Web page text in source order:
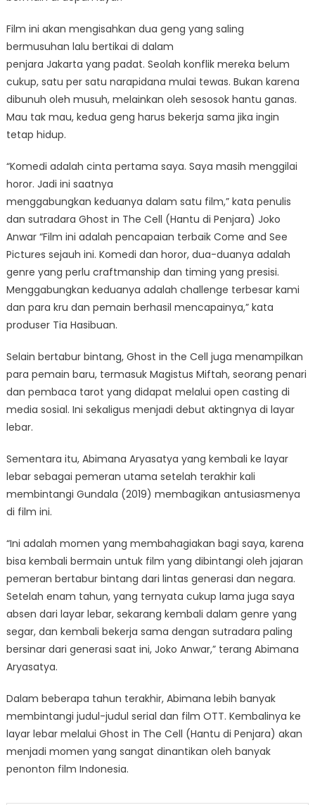
Film ini akan mengisahkan dua geng yang saling
bermusuhan lalu bertikai di dalam
penjara Jakarta yang padat. Seolah konflik mereka belum
cukup, satu per satu narapidana mulai tewas. Bukan karena
dibunuh oleh musuh, melainkan oleh sesosok hantu ganas.
Mau tak mau, kedua geng harus bekerja sama jika ingin
tetap hidup.
“Komedi adalah cinta pertama saya. Saya masih menggilai
horor. Jadi ini saatnya
menggabungkan keduanya dalam satu film,” kata penulis
dan sutradara Ghost in The Cell (Hantu di Penjara) Joko
Anwar “Film ini adalah pencapaian terbaik Come and See
Pictures sejauh ini. Komedi dan horor, dua-duanya adalah
genre yang perlu craftmanship dan timing yang presisi.
Menggabungkan keduanya adalah challenge terbesar kami
dan para kru dan pemain berhasil mencapainya,” kata
produser Tia Hasibuan.
Selain bertabur bintang, Ghost in the Cell juga menampilkan
para pemain baru, termasuk Magistus Miftah, seorang penari
dan pembaca tarot yang didapat melalui open casting di
media sosial. Ini sekaligus menjadi debut aktingnya di layar
lebar.
Sementara itu, Abimana Aryasatya yang kembali ke layar
lebar sebagai pemeran utama setelah terakhir kali
membintangi Gundala (2019) membagikan antusiasmenya
di film ini.
“Ini adalah momen yang membahagiakan bagi saya, karena
bisa kembali bermain untuk film yang dibintangi oleh jajaran
pemeran bertabur bintang dari lintas generasi dan negara.
Setelah enam tahun, yang ternyata cukup lama juga saya
absen dari layar lebar, sekarang kembali dalam genre yang
segar, dan kembali bekerja sama dengan sutradara paling
bersinar dari generasi saat ini, Joko Anwar,” terang Abimana
Aryasatya.
Dalam beberapa tahun terakhir, Abimana lebih banyak
membintangi judul-judul serial dan film OTT. Kembalinya ke
layar lebar melalui Ghost in The Cell (Hantu di Penjara) akan
menjadi momen yang sangat dinantikan oleh banyak
penonton film Indonesia.